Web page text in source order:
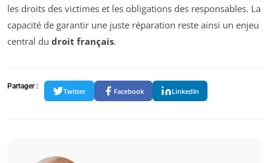
les droits des victimes et les obligations des responsables. La
capacité de garantir une juste réparation reste ainsi un enjeu
central du droit français.
Partager :
Twitter Facebook LinkedIn